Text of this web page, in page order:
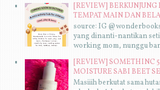
[REVIEW]
TEMPAT MAIN DAN
source: IG
yang dinanti-nantikan
working mom, nunggu
[REVIEW] SOMETHINC
MOISTURE SABI BEET
Masiiih berkutat sama